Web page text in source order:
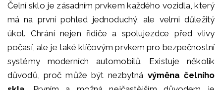
Čelní sklo je zásadním prvkem každého vozidla, který
má na první pohled jednoduchý, ale velmi důležitý
úkol. Chrání nejen řidiče a spolujezdce před vlivy
počasí, ale je také klíčovým prvkem pro bezpečnostní
systémy moderních automobilů. Existuje několik
důvodů, proč může být nezbytná výměna čelního